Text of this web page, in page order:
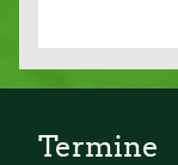
Termine